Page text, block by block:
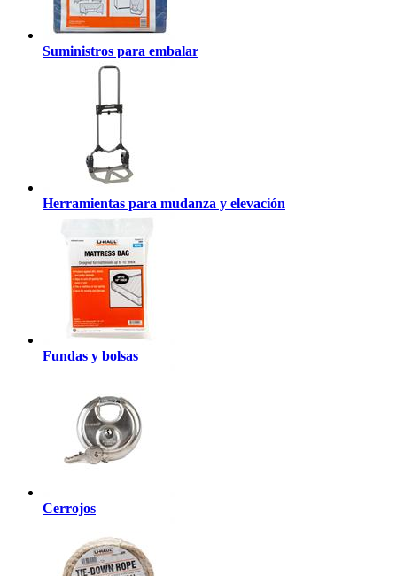
Suministros para embalar
Herramientas para mudanza y elevación
Fundas y bolsas
Cerrojos